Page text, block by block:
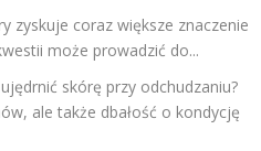
zyskuje coraz większe znaczenie
może prowadzić do...
ujędrnić skórę przy odchudzaniu?
ale także dbałość o kondycję